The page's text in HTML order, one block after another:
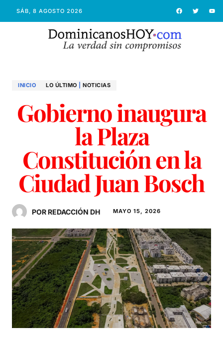
SÁB, 8 AGOSTO 2026
INICIO LO ÚLTIMO NOTICIAS
Gobierno inaugura
la Plaza
Constitución en la
Ciudad Juan Bosch
POR REDACCIÓN DH MAYO 15, 2026